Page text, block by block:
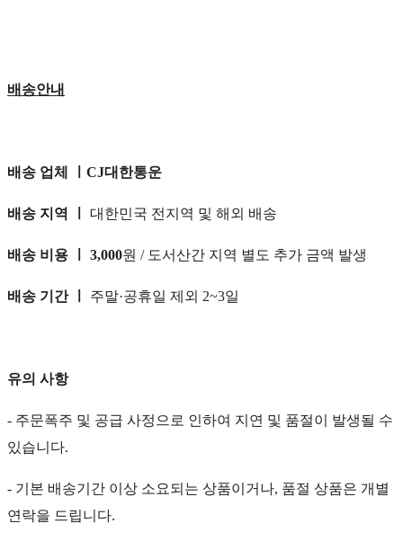
배송안내
배송 업체 ㅣCJ대한통운
배송 지역 ㅣ 대한민국 전지역 및 해외 배송
배송 비용 ㅣ 3,000원 / 도서산간 지역 별도 추가 금액 발생
배송 기간 ㅣ 주말·공휴일 제외 2~3일
유의 사항
- 주문폭주 및 공급 사정으로 인하여 지연 및 품절이 발생될 수
있습니다.
- 기본 배송기간 이상 소요되는 상품이거나, 품절 상품은 개별
연락을 드립니다.